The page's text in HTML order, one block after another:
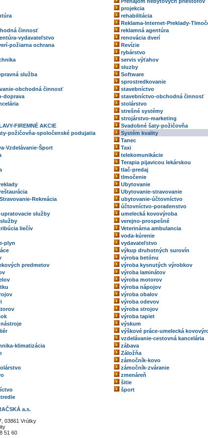
projekcia
rehabilitácia
Reklama-Internet-Preklady-
činnosť
reklamná agentúra
vydavateľstvo
renovácia dverí
požiarna ochrana
Revízie
rybárstvo
servis výťahov
sluzby
služba
Software
sprostredkovanie
obchodná činnosť
stavebníctvo
doprava
stavebníctvo-obchodná činnosť
stolárstvo
strešné systémy
strojárstvo-marketing
FIREMNÉ AKCIE
Svadobné šaty-požičovňa
požičovňa-spoločenské podujatia
Systém kvality
Tanec
Vzdelávanie-Šport
Taxi
telekomunikácie
Terapia pijavicou lekárskou
tlač-predaj
tlmočenie
Ubytovanie
Ubytovanie-stravovanie
Rekreácia
ubytovanie-účtovníctvo
účtovníctvo-poradenstvo
služby
umelecká kovovýroba
verejno-prospešné
liečív
Veterinárna ambulancia
voda-kúrenie
plyn
vydavateľstvo
výkup druhotných surovín
výroba betónu
predmetov
výroba kysnutých výrobkov
výroba laminátov
výroba motorov
výroba nápojov
výroba obalov
výroba odevov
výroba strojov
výroba tapiet
výskum
výškové práce-umelecká
vzdelávanie-cestovná kancelária
klimatizácia
zábava
Záložňa
zámočník-kovo
zámočník-zváranie
zmenáreň
šitie
šport
a.s.
03861 Vrútky
51 60